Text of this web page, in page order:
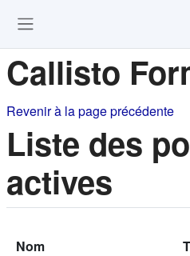
Callisto
Revenir à la page précédente
Liste des
actives
Nom